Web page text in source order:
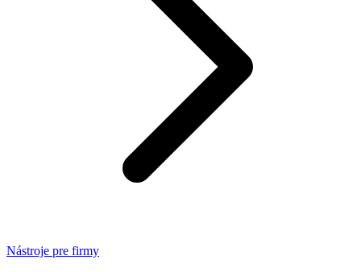
Nástroje pre firmy